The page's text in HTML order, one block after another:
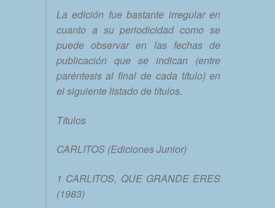
La edición fue bastante irregular en
cuanto a su periodicidad como se
puede observar en las fechas de
publicación que se indican (entre
paréntesis al final de cada título) en
el siguiente listado de títulos.
Títulos
CARLITOS (Ediciones Junior)
1 CARLITOS, QUE GRANDE ERES
(1983)